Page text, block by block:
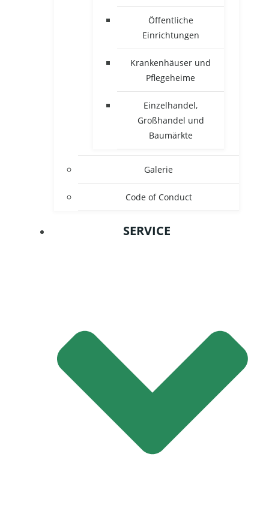
Öffentliche
Einrichtungen
Krankenhäuser und
Pflegeheime
Einzelhandel,
Großhandel und
Baumärkte
Galerie
Code of Conduct
SERVICE